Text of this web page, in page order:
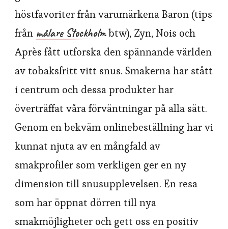
höstfavoriter från varumärkena Baron (tips
från målare Stockholmbtw), Zyn, Nois och
Après fått utforska den spännande världen
av tobaksfritt vitt snus. Smakerna har stått
i centrum och dessa produkter har
överträffat våra förväntningar på alla sätt.
Genom en bekväm onlinebeställning har vi
kunnat njuta av en mångfald av
smakprofiler som verkligen ger en ny
dimension till snusupplevelsen. En resa
som har öppnat dörren till nya
smakmöjligheter och gett oss en positiv